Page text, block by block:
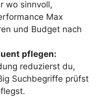
wo sinnvoll,
Max
und Budget nach
pflegen:
reduzierst du,
Suchbegriffe prüfst